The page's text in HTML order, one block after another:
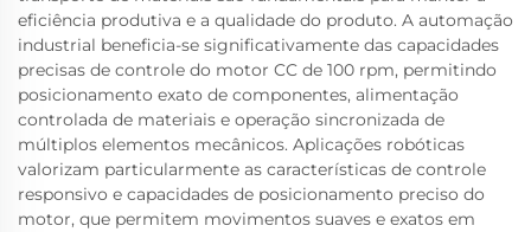
eficiência produtiva e a qualidade do produto. A automação
industrial beneficia-se significativamente das capacidades
precisas de controle do motor CC de 100 rpm, permitindo
posicionamento exato de componentes, alimentação
controlada de materiais e operação sincronizada de
múltiplos elementos mecânicos. Aplicações robóticas
valorizam particularmente as características de controle
responsivo e capacidades de posicionamento preciso do
motor, que permitem movimentos suaves e exatos em